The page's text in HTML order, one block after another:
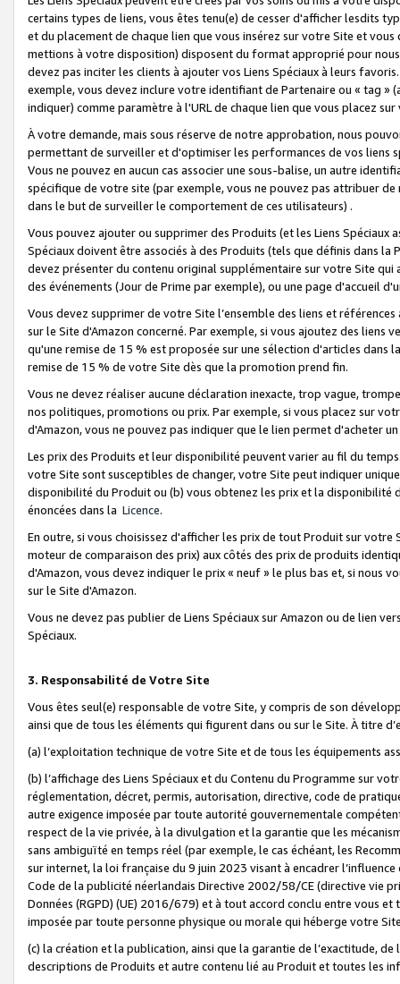
certains types de liens, vous êtes tenu(e) de cesser d'afficher lesdits
et du placement de chaque lien que vous insérez sur votre Site et
mettions à votre disposition) disposent du format approprié pour
devez pas inciter les clients à ajouter vos Liens Spéciaux à leurs
exemple, vous devez inclure votre identifiant de Partenaire ou « tag
indiquer) comme paramètre à l'URL de chaque lien que vous placez
À votre demande, mais sous réserve de notre approbation, nous
permettant de surveiller et d'optimiser les performances de vos liens
Vous ne pouvez en aucun cas associer une sous-balise, un autre
spécifique de votre site (par exemple, vous ne pouvez pas attribuer
dans le but de surveiller le comportement de ces utilisateurs) .
Vous pouvez ajouter ou supprimer des Produits (et les Liens
Spéciaux doivent être associés à des Produits (tels que définis dans
devez présenter du contenu original supplémentaire sur votre Site qui
des événements (Jour de Prime par exemple), ou une page d'accueil
Vous devez supprimer de votre Site l’ensemble des liens et
sur le Site d'Amazon concerné. Par exemple, si vous ajoutez des
qu'une remise de 15 % est proposée sur une sélection d'articles
remise de 15 % de votre Site dès que la promotion prend fin.
Vous ne devez réaliser aucune déclaration inexacte, trop vague,
nos politiques, promotions ou prix. Par exemple, si vous placez sur
d'Amazon, vous ne pouvez pas indiquer que le lien permet d'acheter
Les prix des Produits et leur disponibilité peuvent varier au fil du
votre Site sont susceptibles de changer, votre Site peut indiquer
disponibilité du Produit ou (b) vous obtenez les prix et la disponibilité
énoncées dans la Licence.
En outre, si vous choisissez d'afficher les prix de tout Produit sur
moteur de comparaison des prix) aux côtés des prix de produits
d'Amazon, vous devez indiquer le prix « neuf » le plus bas et, si nous
sur le Site d'Amazon.
Vous ne devez pas publier de Liens Spéciaux sur Amazon ou de lien
Spéciaux.
3. Responsabilité de Votre Site
Vous êtes seul(e) responsable de votre Site, y compris de son
ainsi que de tous les éléments qui figurent dans ou sur le Site. À titre
(a) l’exploitation technique de votre Site et de tous les équipements
(b) l’affichage des Liens Spéciaux et du Contenu du Programme sur
réglementation, décret, permis, autorisation, directive, code de
autre exigence imposée par toute autorité gouvernementale
respect de la vie privée, à la divulgation et la garantie que les
sans ambiguïté en temps réel (par exemple, le cas échéant, les
sur internet, la loi française du 9 juin 2023 visant à encadrer
Code de la publicité néerlandais Directive 2002/58/CE (directive vie
Données (RGPD) (UE) 2016/679) et à tout accord conclu entre vous
imposée par toute personne physique ou morale qui héberge votre
(c) la création et la publication, ainsi que la garantie de l’exactitude,
descriptions de Produits et autre contenu lié au Produit et toutes les